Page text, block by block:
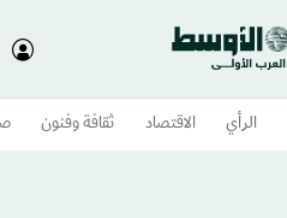
الرأي الاقتصاد ثقافة وفنون